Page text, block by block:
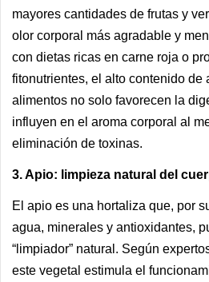
mayores cantidades de frutas y
olor corporal más agradable y
con dietas ricas en carne roja o
fitonutrientes, el alto contenido de
alimentos no solo favorecen la
influyen en el aroma corporal al
eliminación de toxinas.
3. Apio: limpieza natural del
El apio es una hortaliza que, por
agua, minerales y antioxidantes,
“limpiador” natural. Según
este vegetal estimula el